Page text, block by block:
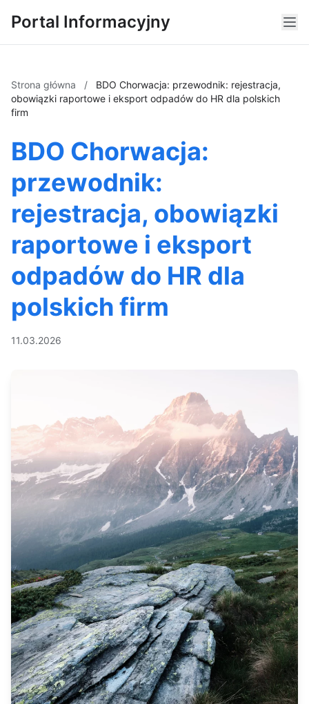
Portal Informacyjny
Strona główna /
BDO Chorwacja: przewodnik: rejestracja,
obowiązki raportowe i eksport odpadów do HR dla polskich
firm
BDO Chorwacja:
przewodnik:
rejestracja, obowiązki
raportowe i eksport
odpadów do HR dla
polskich firm
11.03.2026